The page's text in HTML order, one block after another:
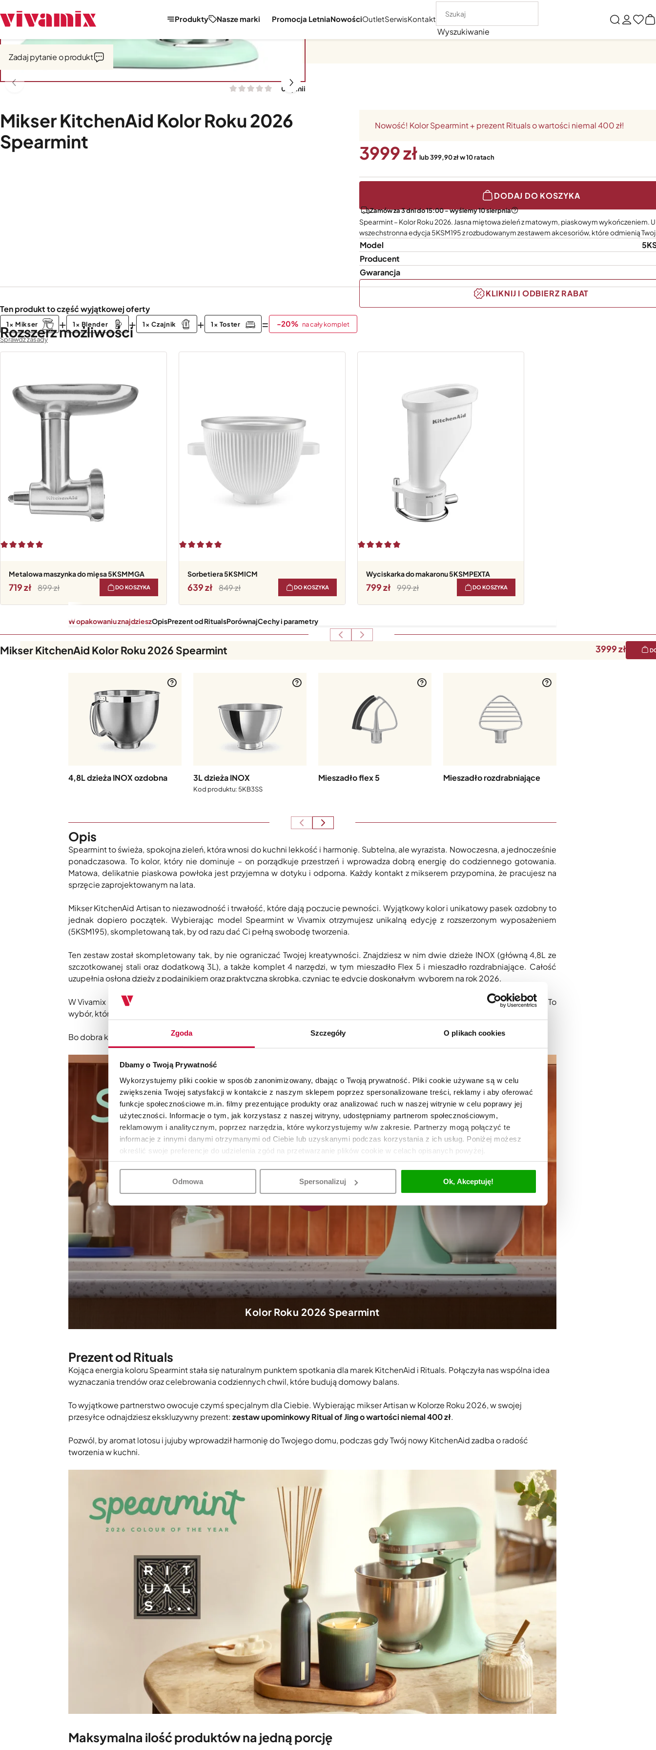
Zgoda Szczegóły O plikach cookies
Dbamy o Twoją Prywatność
Wykorzystujemy pliki cookie w sposób zanonimizowany, dbając o Twoją prywatność. Pliki cookie używane są w celu
zwiększenia Twojej satysfakcji w kontakcie z naszym sklepem poprzez spersonalizowane treści, reklamy i aby oferować
funkcje społecznościowe m.in. filmy prezentujące produkty oraz analizować ruch w naszej witrynie w celu poprawy jej
użyteczności. Informacje o tym, jak korzystasz z naszej witryny, udostępniamy partnerom społecznościowym,
reklamowym i analitycznym, poprzez narzędzia, które wykorzystujemy w/w zakresie. Partnerzy mogą połączyć te
informacje z innymi danymi otrzymanymi od Ciebie lub uzyskanymi podczas korzystania z ich usług. Poniżej możesz
określić swoje preferencje do udzielenia zgód na przetwarzanie plików cookie w celach opisanych powyżej.
Odmowa Spersonalizuj Ok, Akceptuję!
Produkty Nasze marki Promocja LetniaNowościOutletSerwisKontakt
Wyszukiwanie
Miksery, misy, przystawki Z uchylną głowicą
0 opinii
Mikser KitchenAid Kolor Roku 2026
Spearmint
Zadaj pytanie o produkt
Nowość! Kolor Spearmint + prezent Rituals o wartości niemal 400 zł!
3999 lub 399,90 zł w 10 ratach
DODAJ DO KOSZYKA
Zamów za 3 dni do 15:00 - wyślemy 10 sierpnia
Spearmint – Kolor Roku 2026. Jasna miętowa zieleń z matowym, piaskowym wykończeniem.
wszechstronna edycja 5KSM195 z rozbudowanym zestawem akcesoriów, które odmienią
Model
Producent
Gwarancja
KLIKNIJ I ODBIERZ RABAT
Ten produkt to część wyjątkowej oferty
1× Mikser + 1× Blender + 1× Czajnik + 1× Toster = -20%
Sprawdź zasady
Rozszerz możliwości
Metalowa maszynka do mięsa 5KSMMGA
719 899 DO KOSZYKA
Sorbetiera 5KSMICM
639 849 DO KOSZYKA
Wyciskarka do makaronu 5KSMPEXTA
799 999 DO KOSZYKA
Mikser KitchenAid Kolor Roku 2026 Spearmint 3999
W opakowaniu znajdzieszOpisPrezent od RitualsPorównajCechy i parametry
W opakowaniu znajdziesz
4,8L dzieża INOX ozdobna 3L dzieża INOX
5KB3SS
Mieszadło flex 5 Mieszadło rozdrabniające
Opis
Spearmint to świeża, spokojna zieleń, która wnosi do kuchni lekkość i harmonię. Subtelna, ale wyrazista. Nowoczesna, a jednocześnie
ponadczasowa. To kolor, który nie dominuje – on porządkuje przestrzeń i wprowadza dobrą energię do codziennego gotowania.
Matowa, delikatnie piaskowa powłoka jest przyjemna w dotyku i odporna. Każdy kontakt z mikserem przypomina, że pracujesz na
sprzęcie zaprojektowanym na lata.
Mikser KitchenAid Artisan to niezawodność i trwałość, które dają poczucie pewności. Wyjątkowy kolor i unikatowy pasek ozdobny to
jednak dopiero początek. Wybierając model Spearmint w Vivamix otrzymujesz unikalną edycję z rozszerzonym wyposażeniem
(5KSM195), skompletowaną tak, by od razu dać Ci pełną swobodę tworzenia.
Ten zestaw został skompletowany tak, by nie ograniczać Twojej kreatywności. Znajdziesz w nim dwie dzieże INOX (główną 4,8L ze
szczotkowanej stali oraz dodatkową 3L), a także komplet 4 narzędzi, w tym mieszadło Flex 5 i mieszadło rozdrabniające. Całość
uzupełnia osłona dzieży z podajnikiem oraz praktyczna skrobka, czyniąc tę edycję doskonałym wyborem na rok 2026.
W Vivamix rekomendujemy wyłącznie produkty, w które sami wierzymy i których sami używamy. Spearmint to nie tylko Kolor Roku. To
wybór, który daje spokój, pewność jakości i radość tworzenia.
Bo dobra kuchnia zaczyna się od dobrego wyboru.
Kolor Roku 2026 Spearmint
Prezent od Rituals
Kojąca energia koloru Spearmint stała się naturalnym punktem spotkania dla marek KitchenAid i Rituals. Połączyła nas wspólna idea
wyznaczania trendów oraz celebrowania codziennych chwil, które budują domowy balans.
To wyjątkowe partnerstwo owocuje czymś specjalnym dla Ciebie. Wybierając mikser Artisan w Kolorze Roku 2026, w swojej
przesyłce odnajdziesz ekskluzywny prezent: zestaw upominkowy Ritual of Jing o wartości niemal 400 zł.
Pozwól, by aromat lotosu i jujuby wprowadził harmonię do Twojego domu, podczas gdy Twój nowy KitchenAid zadba o radość
tworzenia w kuchni.
Maksymalna ilość produktów na jedną porcję